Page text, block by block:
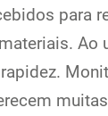
para